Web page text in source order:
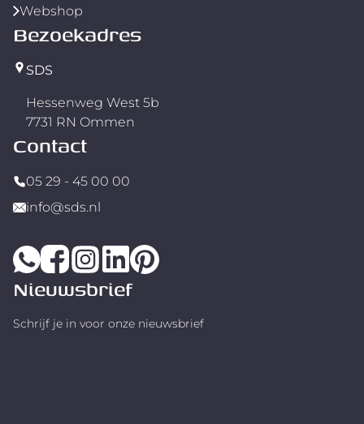
Webshop
Bezoekadres
SDS
Hessenweg West 5b
7731 RN Ommen
Contact
05 29 - 45 00 00
info@sds.nl
Nieuwsbrief
Schrijf je in voor onze nieuwsbrief